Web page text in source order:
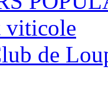
viticole
de